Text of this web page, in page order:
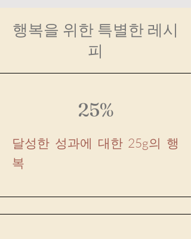
행복을 위한 특별한 레시
피
25%
달성한 성과에 대한 25g의 행
복